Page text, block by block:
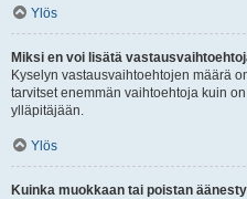
Ylös
Miksi en voi lisätä
Kyselyn vastausvaihtoehtojen määrä
tarvitset enemmän vaihtoehtoja kuin
ylläpitäjään.
Ylös
Kuinka muokkaan tai poistan